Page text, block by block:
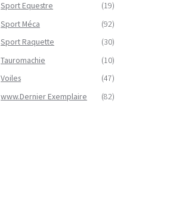
Sport Equestre
(19)
Sport Méca
(92)
Sport Raquette
(30)
Tauromachie
(10)
Voiles
(47)
www.Dernier Exemplaire
(82)